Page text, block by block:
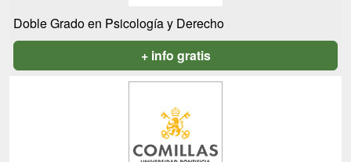
Doble Grado en Psicología y Derecho
+ info gratis